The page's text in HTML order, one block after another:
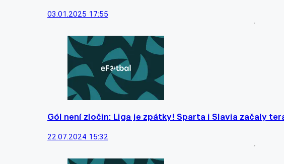
03.01.2025 17:55
Gól není zločin: Liga je zpátky! Sparta i Slavia začaly
22.07.2024 15:32